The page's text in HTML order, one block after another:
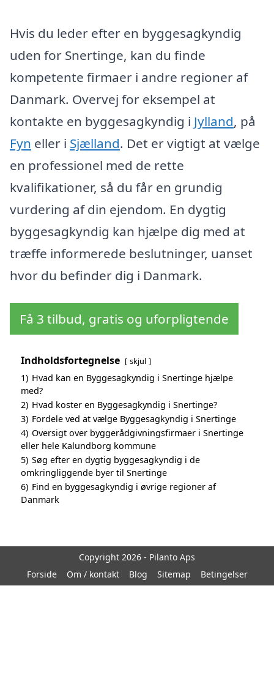
Hvis du leder efter en byggesagkyndig
uden for Snertinge, kan du finde
kompetente firmaer i andre regioner af
Danmark. Overvej for eksempel at
kontakte en byggesagkyndig i Jylland, på
Fyn eller i Sjælland. Det er vigtigt at vælge
en professionel med de rette
kvalifikationer, så du får en grundig
vurdering af din ejendom. En dygtig
byggesagkyndig kan hjælpe dig med at
træffe informerede beslutninger, uanset
hvor du befinder dig i Danmark.
Få 3 tilbud, gratis og uforpligtende
Indholdsfortegnelse skjul
1) Hvad kan en Byggesagkyndig i Snertinge hjælpe
med?
2) Hvad koster en Byggesagkyndig i Snertinge?
3) Fordele ved at vælge Byggesagkyndig i Snertinge
4) Oversigt over byggerådgivningsfirmaer i Snertinge
eller hele Kalundborg kommune
5) Søg efter en dygtig byggesagkyndig i de
omkringliggende byer til Snertinge
6) Find en byggesagkyndig i øvrige regioner af
Danmark
Copyright 2026 - Pilanto Aps
Forside
Om / kontakt Blog Sitemap Betingelser